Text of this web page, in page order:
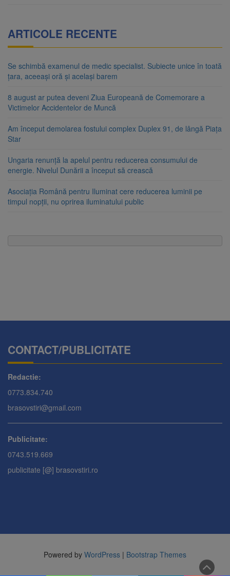
ARTICOLE RECENTE
Se schimbă examenul de medic specialist. Subiecte unice în toată
țara, aceeași oră și același barem
8 august ar putea deveni Ziua Europeană de Comemorare a
Victimelor Accidentelor de Muncă
Am început demolarea fostului complex Duplex 91, de lângă Piața
Star
Ungaria renunță la apelul pentru reducerea consumului de
energie. Nivelul Dunării a început să crească
Asociația Română pentru Iluminat cere reducerea luminii pe
timpul nopții, nu oprirea iluminatului public
CONTACT/PUBLICITATE
Redactie:
0773.834.740
brasovstiri@gmail.com
Publicitate:
0743.519.669
publicitate [@] brasovstiri.ro
Powered by WordPress | Bootstrap Themes